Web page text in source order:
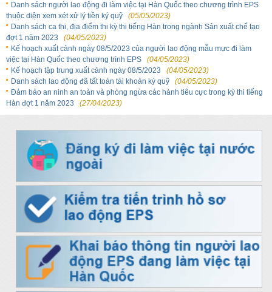
Danh sách người lao động đi làm việc tại Hàn Quốc theo chương trình EPS
thuộc diện xem xét xử lý tiền ký quỹ
(05/05/2023)
Danh sách ca thi, địa điểm thi kỳ thi tiếng Hàn trong ngành Sản xuất chế tạo
đợt 1 năm 2023
(04/05/2023)
Kế hoạch xuất cảnh ngày 08/5/2023 của người lao động mẫu mực đi làm
việc tại Hàn Quốc theo chương trình EPS
(04/05/2023)
Kế hoạch tập trung xuất cảnh ngày 08/5/2023
(04/05/2023)
Danh sách lao động đã tất toán tài khoản ký quỹ
(04/05/2023)
Đảm bảo an ninh an toàn và phòng ngừa các hành tiêu cực trong kỳ thi tiếng
Hàn đợt 1 năm 2023
(27/04/2023)